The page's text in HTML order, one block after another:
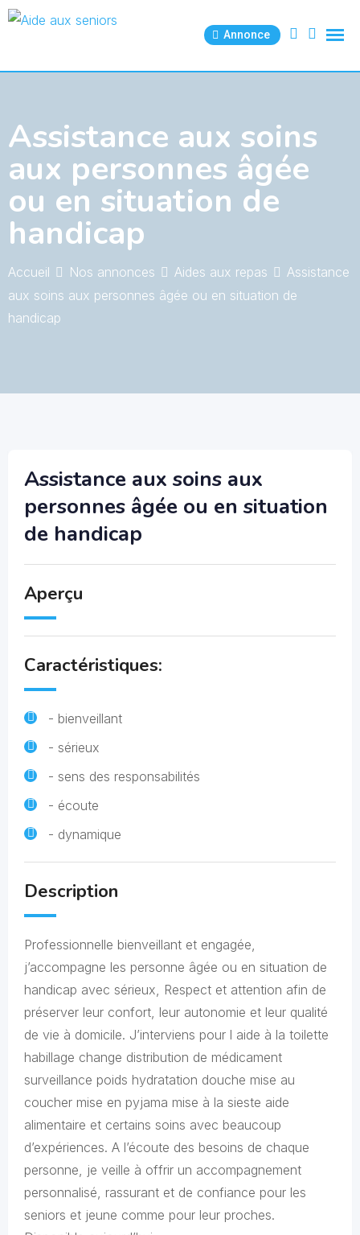
Skip
Annonce
Assistance aux soins
aux personnes âgée
ou en situation de
handicap
Accueil Nos annonces Aides aux repas
Assistance
aux soins aux personnes âgée ou en situation de
handicap
Assistance aux soins aux
personnes âgée ou en situation
de handicap
Aperçu
Caractéristiques:
- bienveillant
- sérieux
- sens des responsabilités
- écoute
- dynamique
Description
Professionnelle bienveillant et engagée,
j’accompagne les personne âgée ou en situation de
handicap avec sérieux, Respect et attention afin de
préserver leur confort, leur autonomie et leur qualité
de vie à domicile. J’interviens pour l aide à la toilette
habillage change distribution de médicament
surveillance poids hydratation douche mise au
coucher mise en pyjama mise à la sieste aide
alimentaire et certains soins avec beaucoup
d’expériences. A l’écoute des besoins de chaque
personne, je veille à offrir un accompagnement
personnalisé, rassurant et de confiance pour les
seniors et jeune comme pour leur proches.